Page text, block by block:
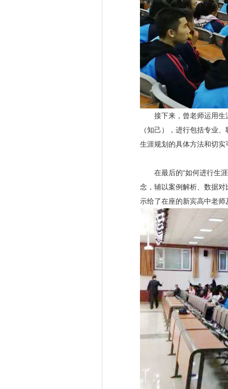
接下来，曾老师运用生
（知己），进行包括专业
生涯规划的具体方法和切
在最后的“如何进行生涯
念，辅以案例解析、数据
示给了在座的新宾高中老师